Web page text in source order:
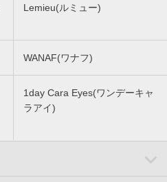
Lemieu(ルミュー)
WANAF(ワナフ)
1day Cara Eyes(ワンデーキャ
ラアイ)